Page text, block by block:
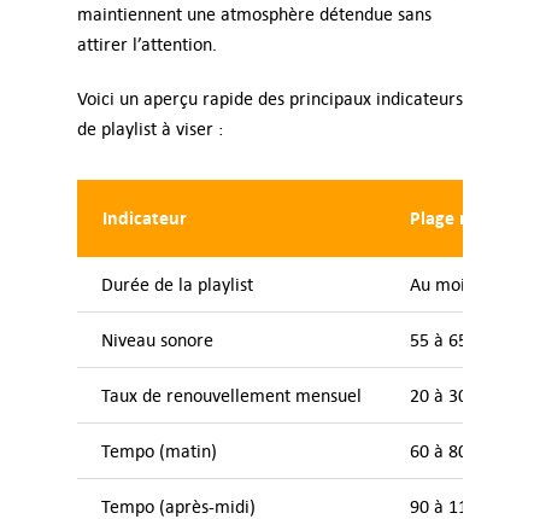
maintiennent une atmosphère détendue sans
attirer l’attention.
Voici un aperçu rapide des principaux indicateurs
de playlist à viser :
Indicateur Plage
Durée de la playlist Au moins 5 à 6
Niveau sonore 55 à 65 dB
Taux de renouvellement mensuel 20 à 30 % des
Tempo (matin) 60 à 80 BPM
Tempo (après-midi) 90 à 110 BPM